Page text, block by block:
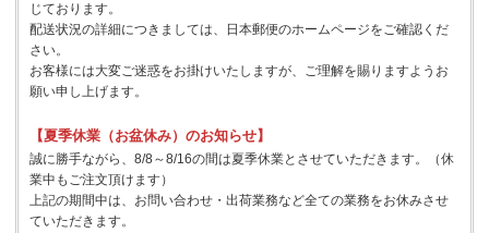
じております。
配送状況の詳細につきましては、日本郵便のホームページをご確認くだ
さい。
お客様には大変ご迷惑をお掛けいたしますが、ご理解を賜りますようお
願い申し上げます。
【夏季休業（お盆休み）のお知らせ】
誠に勝手ながら、8/8～8/16の間は夏季休業とさせていただきます。（休
業中もご注文頂けます）
上記の期間中は、お問い合わせ・出荷業務など全ての業務をお休みさせ
ていただきます。